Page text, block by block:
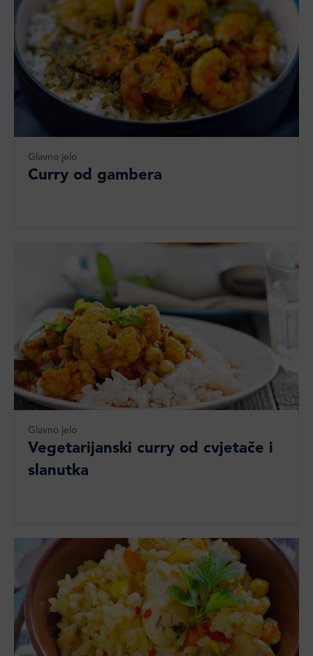
Glavno jelo
Curry od gambera
Glavno jelo
Vegetarijanski curry od cvjetače i
slanutka